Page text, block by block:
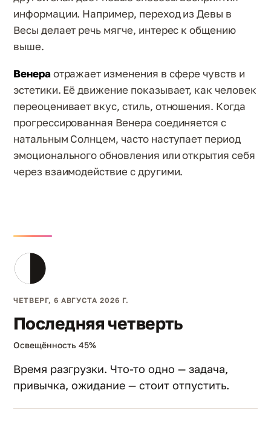
информации. Например, переход из Девы в
Весы делает речь мягче, интерес к общению
выше.
Венераотражает изменения в сфере чувств и
эстетики. Её движение показывает, как человек
переоценивает вкус, стиль, отношения. Когда
прогрессированная Венера соединяется с
натальным Солнцем, часто наступает период
эмоционального обновления или открытия себя
через взаимодействие с другими.
ЧЕТВЕРГ, 6 АВГУСТА 2026 Г.
Последняя четверть
Освещённость 45%
Время разгрузки. Что-то одно — задача,
привычка, ожидание — стоит отпустить.